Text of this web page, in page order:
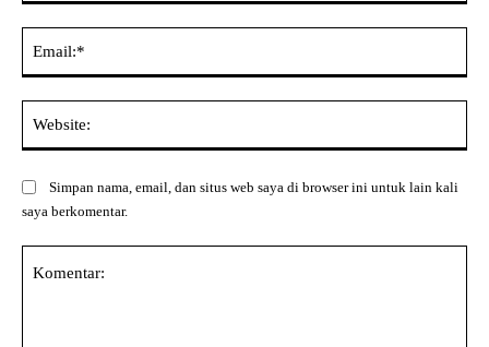
Simpan nama, email, dan situs web saya di browser ini untuk lain kali
saya berkomentar.